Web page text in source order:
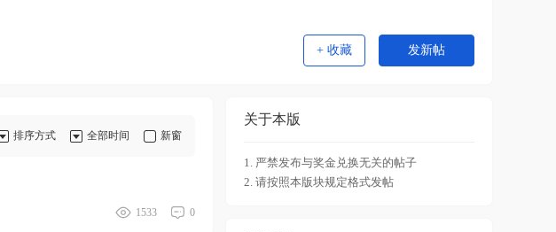
+ 收藏 发新帖
新窗
全部时间
排序方式
0
1533
关于本版
1. 严禁发布与奖金兑换无关的帖子
2. 请按照本版块规定格式发帖